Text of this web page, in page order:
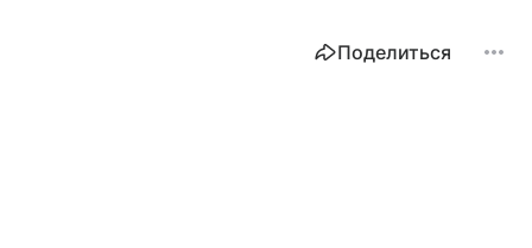
Поделиться